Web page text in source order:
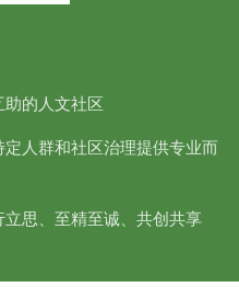
的人文社区
人群和社区治理提供专业而
思、至精至诚、共创共享